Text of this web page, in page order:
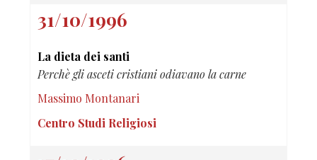
31/10/1996
La dieta dei santi
Perchè gli asceti cristiani odiavano la carne
Massimo Montanari
Centro Studi Religiosi